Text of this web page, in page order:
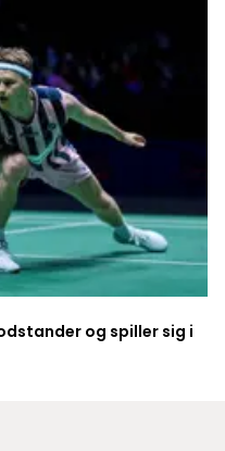
og spiller sig i